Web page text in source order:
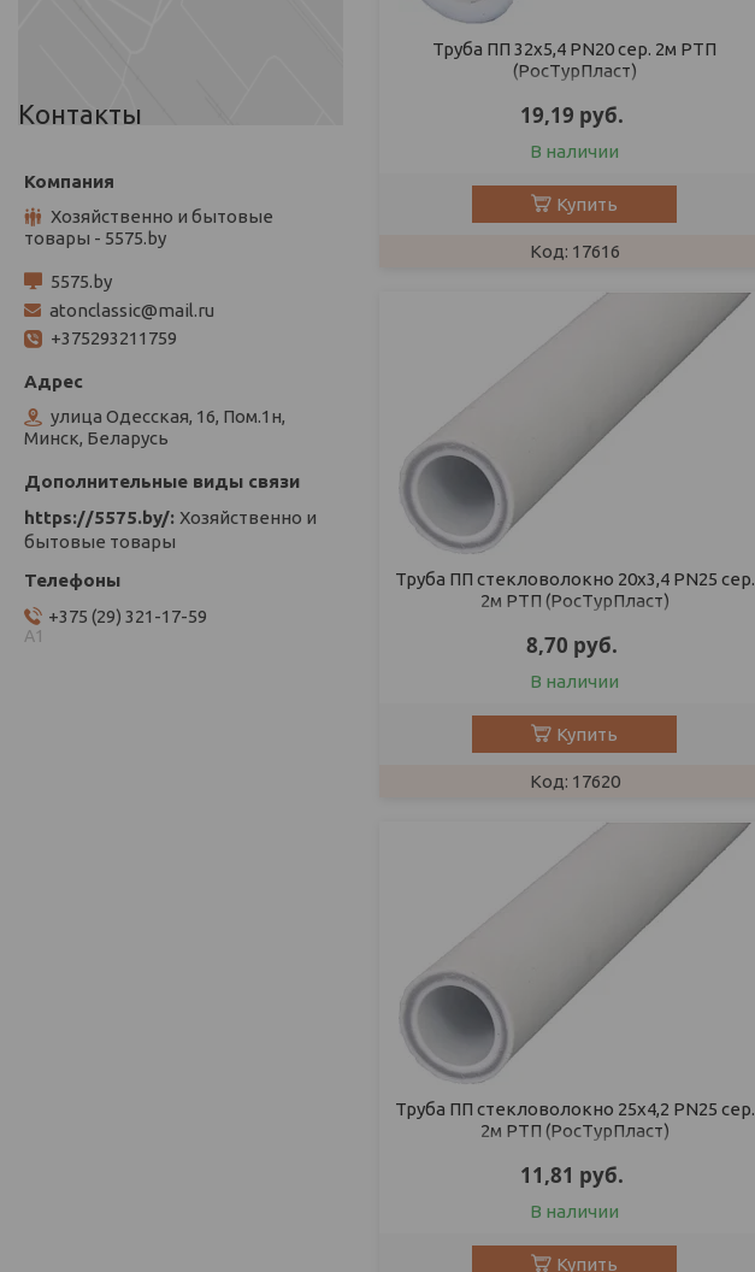
Труба ПП 32х5,4 PN20 сер. 2м РТП
(РосТурПласт)
19,19 руб.
В наличии
Купить
17616
Труба ПП стекловолокно 20х3,4 PN25 сер.
2м РТП (РосТурПласт)
8,70 руб.
В наличии
Купить
17620
Труба ПП стекловолокно 25х4,2 PN25 сер.
2м РТП (РосТурПласт)
11,81 руб.
В наличии
Купить
Контакты
Хозяйственно и бытовые
товары - 5575.by
5575.by
atonclassic@mail.ru
+375293211759
улица Одесская, 16, Пом.1н,
Минск, Беларусь
https://5575.by/ Хозяйственно и
бытовые товары
+375 (29) 321-17-59
А1